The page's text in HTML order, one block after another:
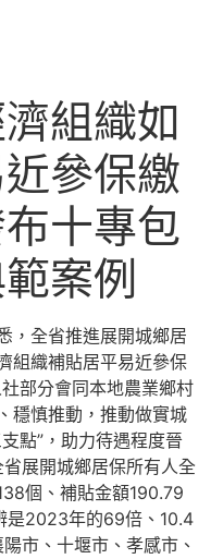
組織如
參保繳
十專包
案例
，全省推進展開城鄉居
組織補貼居平易近參保
部分會同本地農業鄉村
穩慎推動，推動做實城
點”，助力待遇程度晉
展開城鄉居保所有人全
個、補貼金額190.79
是2023年的69倍、10.4
市、十堰市、孝感市、